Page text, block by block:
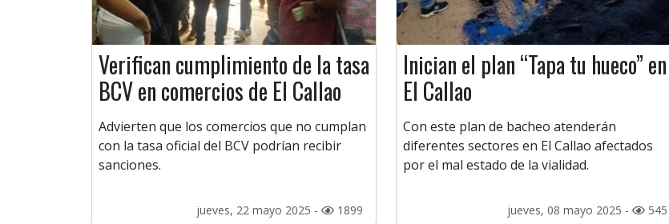
Verifican cumplimiento de la tasa
BCV en comercios de El Callao
Advierten que los comercios que no cumplan
con la tasa oficial del BCV podrían recibir
sanciones.
jueves, 22 mayo 2025 - 1899
Inician el plan “Tapa tu hueco” en
El Callao
Con este plan de bacheo atenderán
diferentes sectores en El Callao afectados
por el mal estado de la vialidad.
jueves, 08 mayo 2025 - 545